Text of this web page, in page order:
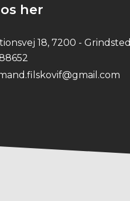
her
18, 7200 - Grindsted